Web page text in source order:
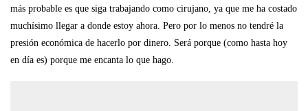
más probable es que siga trabajando como cirujano, ya que me ha costado
muchísimo llegar a donde estoy ahora. Pero por lo menos no tendré la
presión económica de hacerlo por dinero. Será porque (como hasta hoy
en día es) porque me encanta lo que hago.